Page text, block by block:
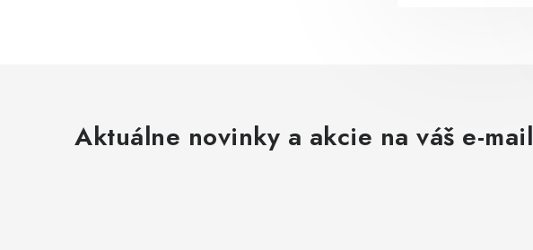
Aktuálne novinky a akcie na váš e-mail